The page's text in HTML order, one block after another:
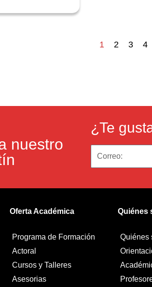
1 2 3 4
nuestro
¿Te
Oferta Académica
Programa de Formación
Actoral
Cursos y Talleres
Asesorias
Quiénes
Quiénes